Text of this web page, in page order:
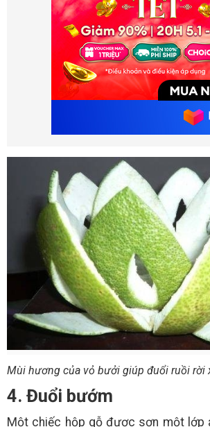
Mùi hương của vỏ bưởi giúp đuổi ruồi rời
4. Đuổi bướm
Một chiếc hộp gỗ được sơn một lớp